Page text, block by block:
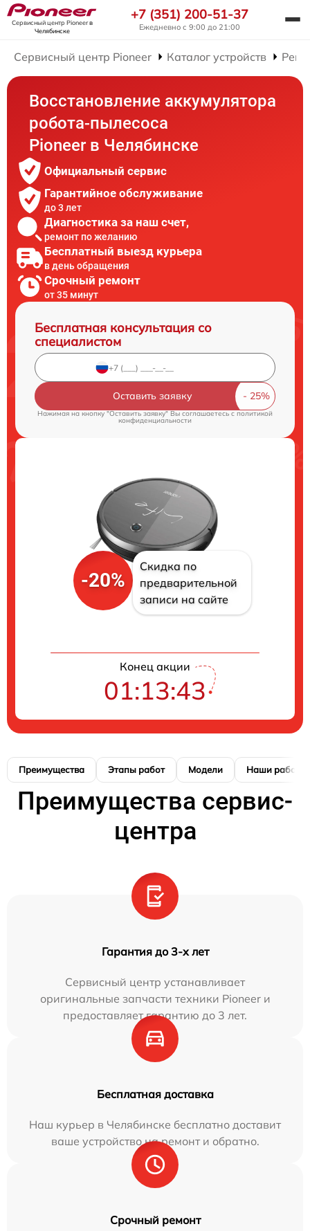
Сервисный центр Pioneerв
Челябинске
+7 (351) 200-51-37
Ежедневно с 9:00 до 21:00
Сервисный центр Pioneer Каталог устройств
Восстановление аккумулятора
робота-пылесоса
Pioneer в Челябинске
Официальный сервис
Гарантийное обслуживание
до 3 лет
Диагностика за наш счет,
ремонт по желанию
Бесплатный выезд курьера
в день обращения
Срочный ремонт
от 35 минут
Бесплатная консультация со
специалистом
Оставить заявку
Нажимая на кнопку "Оставить заявку" Вы соглашаетесь c политикой
конфиденциальности
-20%
Скидка по
предварительной
записи на сайте
Конец акции
01:13:42
Преимущества Этапы работ Модели Наши работы
Преимущества сервис-
центра
Гарантия до 3-х лет
Сервисный центр устанавливает
оригинальные запчасти техники Pioneer и
предоставляет гарантию до 3 лет.
Бесплатная доставка
Наш курьер в Челябинске бесплатно доставит
ваше устройство на ремонт и обратно.
Срочный ремонт